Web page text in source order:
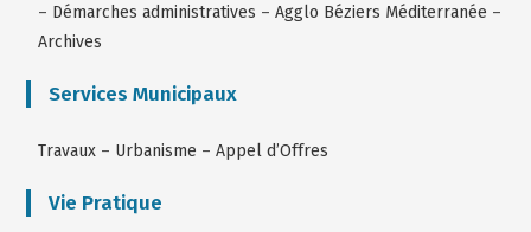
– Démarches administratives –Agglo Béziers Méditerranée –
Archives
Services Municipaux
Travaux – Urbanisme –Appel d’Offres
Vie Pratique